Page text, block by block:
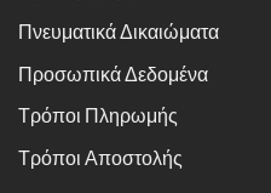
Πνευματικά Δικαιώματα
Προσωπικά Δεδομένα
Τρόποι Πληρωμής
Τρόποι Αποστολής